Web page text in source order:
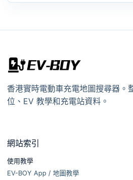
香港實時電動車充電地圖搜尋器。
位、EV 教學和充電站資料。
網站索引
使用教學
EV-BOY App / 地圖教學